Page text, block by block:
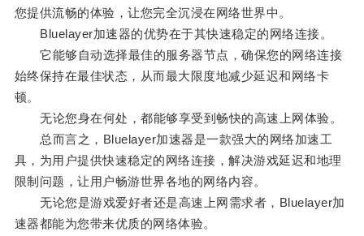
您提供流畅的体验，让您完全沉浸在网络世界中。
Bluelayer加速器的优势在于其快速稳定的网络连接。
它能够自动选择最佳的服务器节点，确保您的网络连接
始终保持在最佳状态，从而最大限度地减少延迟和网络卡
顿。
无论您身在何处，都能够享受到畅快的高速上网体验。
总而言之，Bluelayer加速器是一款强大的网络加速工
具，为用户提供快速稳定的网络连接，解决游戏延迟和地理
限制问题，让用户畅游世界各地的网络内容。
无论您是游戏爱好者还是高速上网需求者，Bluelayer加
速器都能为您带来优质的网络体验。